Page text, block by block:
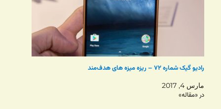
رادیو گیک شماره ۷۲ – ریزه میزه های هدف‌مند
مارس 4, 2017
در «مقاله»